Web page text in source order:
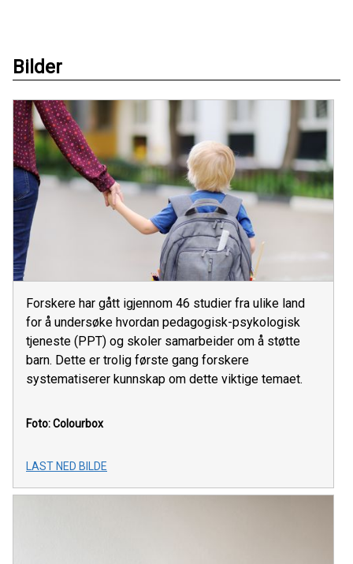
Bilder
Forskere har gått igjennom 46 studier fra ulike land
for å undersøke hvordan pedagogisk-psykologisk
tjeneste (PPT) og skoler samarbeider om å støtte
barn. Dette er trolig første gang forskere
systematiserer kunnskap om dette viktige temaet.
Foto: Colourbox
LAST NED BILDE